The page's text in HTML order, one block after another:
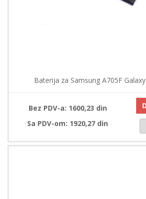
Baterija za Samsung A705F
Bez PDV-a: 1600,23 din
Sa PDV-om: 1920,27 din